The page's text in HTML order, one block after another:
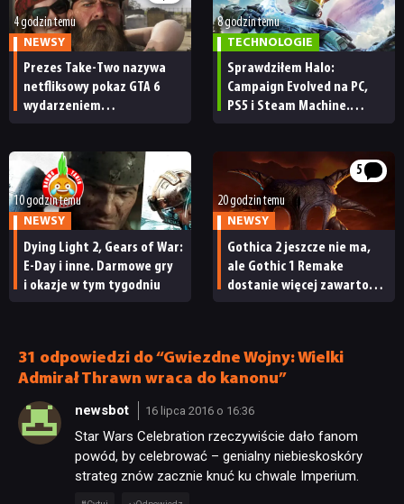
4 godzin temu
NEWSY
Prezes Take-Two nazywa
netfliksowy pokaz GTA 6
wydarzeniem
ma subskrybentów
8 godzin temu
TECHNOLOGIE
Sprawdziłem Halo:
Campaign Evolved na PC,
PS5 i Steam Machine.
[RECENZJA TECHNICZNA]
10 godzin temu
NEWSY
Dying Light 2, Gears of War:
E-Day i inne. Darmowe gry
i okazje w tym tygodniu
5
20 godzin temu
NEWSY
Gothica 2 jeszcze nie ma,
ale Gothic 1 Remake
dostanie więcej zawartości.
31 odpowiedzi do “Gwiezdne Wojny: Wielki
Admirał Thrawn wraca do kanonu”
newsbot 16 lipca 2016 o 16:36
Star Wars Celebration rzeczywiście dało fanom
powód, by celebrować – genialny niebieskoskóry
strateg znów zacznie knuć ku chwale Imperium.